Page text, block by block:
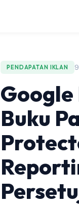
PENDAPATAN IKLAN
Buku